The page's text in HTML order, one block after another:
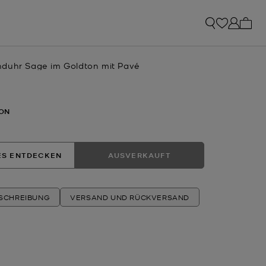
Sage im Goldton mit Pavé
ENTDECKEN AUSVERKAUFT
VERSAND UND RÜCKVERSAND